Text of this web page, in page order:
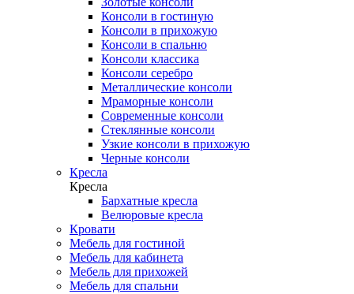
Консоли в гостиную
Консоли в прихожую
Консоли в спальню
Консоли классика
Консоли серебро
Металлические консоли
Мраморные консоли
Современные консоли
Стеклянные консоли
Узкие консоли в прихожую
Черные консоли
Кресла
Кресла
Бархатные кресла
Велюровые кресла
Кровати
Мебель для гостиной
Мебель для кабинета
Мебель для прихожей
Мебель для спальни